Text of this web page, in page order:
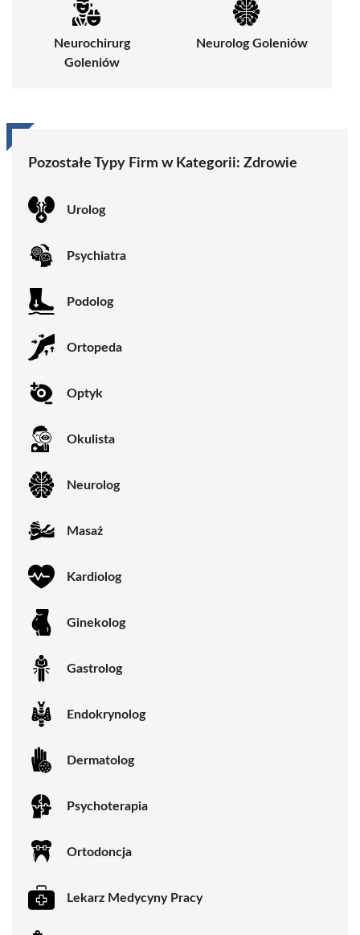
Neurochirurg
Goleniów
Neurolog Goleniów
Pozostałe Typy Firm w Kategorii: Zdrowie
Urolog
Psychiatra
Podolog
Ortopeda
Optyk
Okulista
Neurolog
Masaż
Kardiolog
Ginekolog
Gastrolog
Endokrynolog
Dermatolog
Psychoterapia
Ortodoncja
Lekarz Medycyny Pracy